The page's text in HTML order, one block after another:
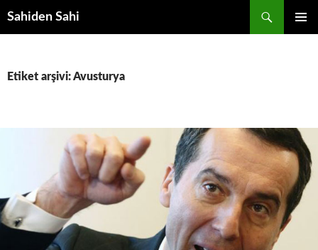
Sahiden Sahi
Etiket arşivi: Avusturya